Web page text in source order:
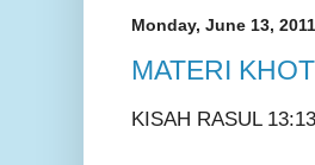
Monday, June 13, 2011
MATERI
KISAH RASUL